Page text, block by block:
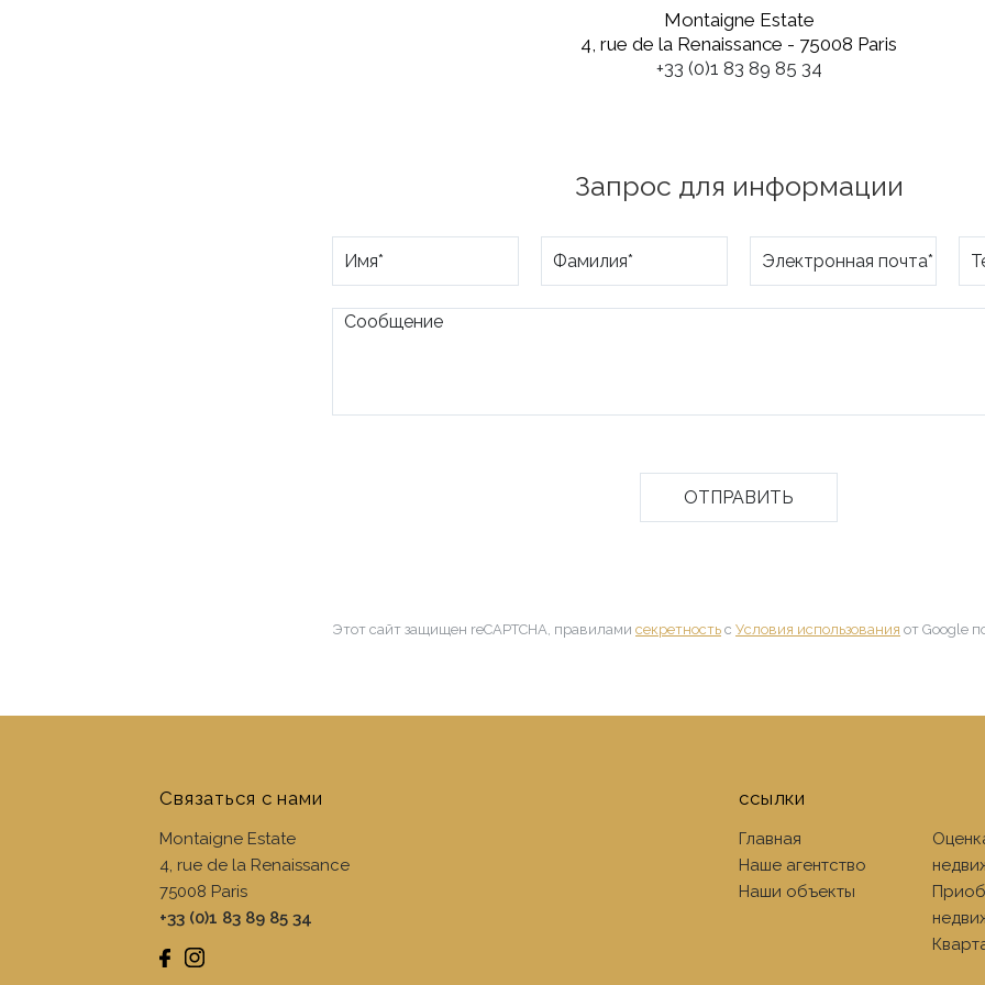
Montaigne Estate
4, rue de la Renaissance - 75008 Paris
+33 (0)1 83 89 85 34
Запрос для информации
Этот сайт защищен reCAPTCHA, правилами секретность с Условия использования от Google
Связаться с нами
Montaigne Estate
4, rue de la Renaissance
75008 Paris
+33 (0)1 83 89 85 34
ссылки
Главная
Наше aгентство
Наши объекты